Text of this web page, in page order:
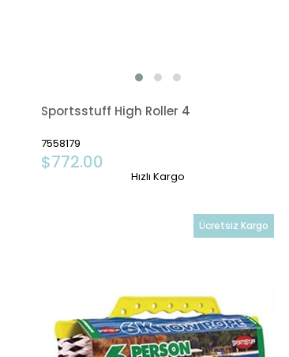
Sportsstuff High Roller 4
7558179
$772.00
Hızlı Kargo
Ücretsiz Kargo